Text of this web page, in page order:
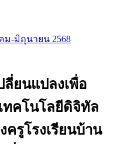
ม-มิถุนายน 2568
ลี่ยนแปลงเพื่อ
คโนโลยีดิจิทัล
ครูโรงเรียนบ้าน